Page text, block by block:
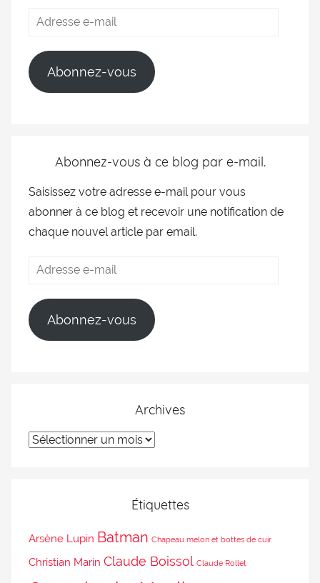
Abonnez-vous
Abonnez-vous à ce blog par e-mail.
Saisissez votre adresse e-mail pour vous
abonner à ce blog et recevoir une notification de
chaque nouvel article par email.
Abonnez-vous
Archives
Étiquettes
Arsène Lupin Batman Chapeau melon et bottes de cuir
Christian Marin Claude Boissol Claude Rollet